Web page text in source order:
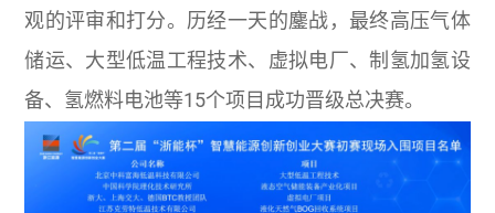
观的评审和打分。历经一天的鏖战，最终高压气体
储运、大型低温工程技术、虚拟电厂、制氢加氢设
备、氢燃料电池等15个项目成功晋级总决赛。